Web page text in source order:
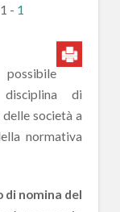
- 1
di
società a
normativa
di nomina del